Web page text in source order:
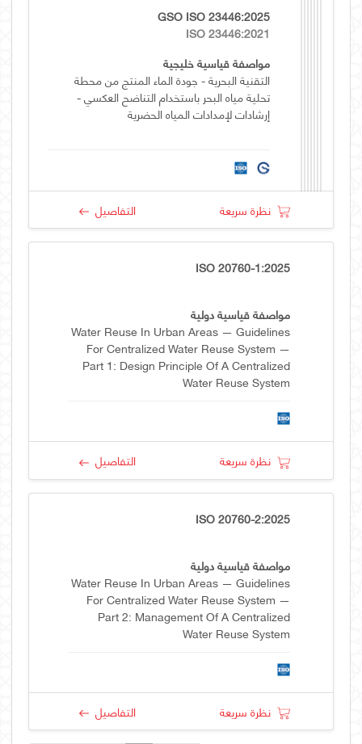
GSO ISO 23446:2025
ISO 23446:2021
مواصفة قياسية خليجية
التقنية البحرية - جودة الماء المنتج من محطة
تحلية مياه البحر باستخدام التناضح العكسي -
إرشادات لإمدادات المياه الحضرية
نظرة سريعة التفاصيل
ISO 20760-1:2025
مواصفة قياسية دولية
Water Reuse In Urban Areas — Guidelines
For Centralized Water Reuse System —
Part 1: Design Principle Of A Centralized
Water Reuse System
نظرة سريعة التفاصيل
ISO 20760-2:2025
مواصفة قياسية دولية
Water Reuse In Urban Areas — Guidelines
For Centralized Water Reuse System —
Part 2: Management Of A Centralized
Water Reuse System
نظرة سريعة التفاصيل